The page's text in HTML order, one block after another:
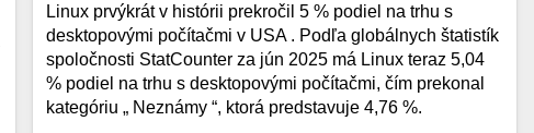
Linux prvýkrát v histórii prekročil 5 % podiel na trhu s
desktopovými počítačmi v USA . Podľa globálnych štatistík
spoločnosti StatCounter za jún 2025 má Linux teraz 5,04
% podiel na trhu s desktopovými počítačmi, čím prekonal
kategóriu „ Neznámy “, ktorá predstavuje 4,76 %.